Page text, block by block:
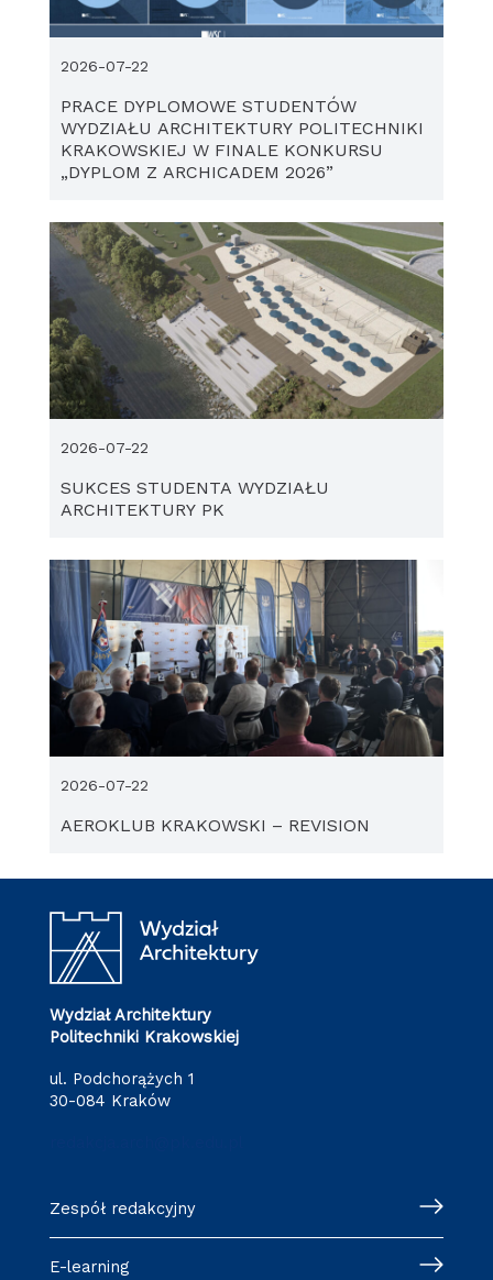
PRACE DYPLOMOWE STUDENTÓW
WYDZIAŁU ARCHITEKTURY POLITECHNIKI
KRAKOWSKIEJ W FINALE KONKURSU
„DYPLOM Z ARCHICADEM 2026”
2026-07-22
SUKCES STUDENTA WYDZIAŁU
ARCHITEKTURY PK
2026-07-22
AEROKLUB KRAKOWSKI – REVISION
2026-07-22
Wydział Architektury
Politechniki Krakowskiej
ul. Podchorążych 1
30-084 Kraków
Zespół redakcyjny
E-learning